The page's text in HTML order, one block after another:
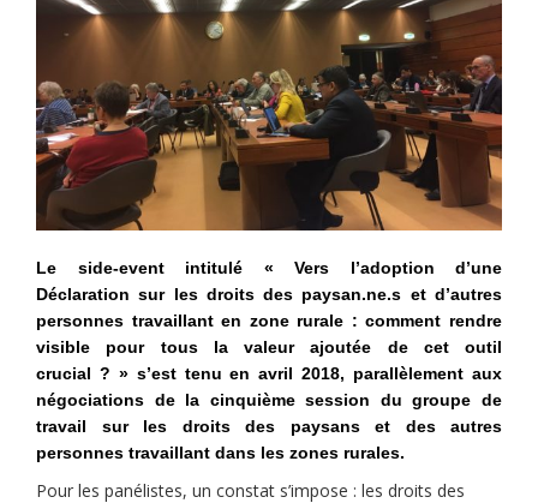
Le side-event intitulé « Vers l’adoption d’une
Déclaration sur les droits des paysan.ne.s et d’autres
personnes travaillant en zone rurale : comment rendre
visible pour tous la valeur ajoutée de cet outil
crucial ? » s’est tenu en avril 2018, parallèlement aux
négociations de la cinquième session du groupe de
travail sur les droits des paysans et des autres
personnes travaillant dans les zones rurales.
Pour les panélistes, un constat s’impose : les droits des